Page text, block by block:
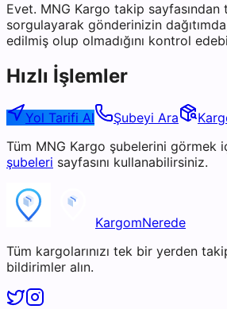
Evet. MNG Kargo takip sayfasından
sorgulayarak gönderinizin
edilmiş olup olmadığını kontrol
Hızlı İşlemler
Yol Tarifi Al Şubeyi Ara
Tüm MNG Kargo şubelerini görmek
şubeleri sayfasını kullanabilirsiniz.
KargomNerede
Tüm kargolarınızı tek bir yerden
bildirimler alın.